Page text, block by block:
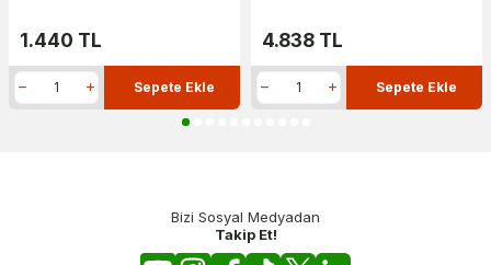
1.440 TL
Sepete Ekle
4.838 TL
Sepete Ekle
Bizi Sosyal Medyadan
Takip Et!